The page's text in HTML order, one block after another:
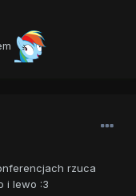
rzuca
i lewo :3